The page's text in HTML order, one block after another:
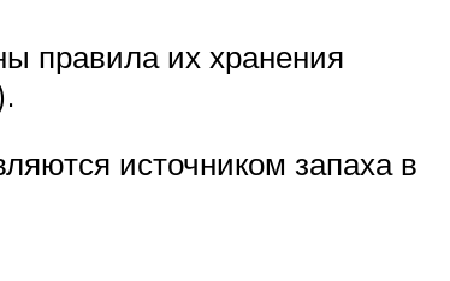
правила их хранения
источником запаха в